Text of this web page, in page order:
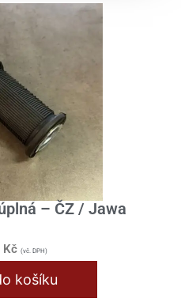
– ČZ / Jawa
Kč (vč. DPH)
košíku